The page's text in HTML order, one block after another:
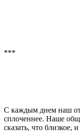
***
С каждым днем наш
сплоченнее. Наше
сказать, что